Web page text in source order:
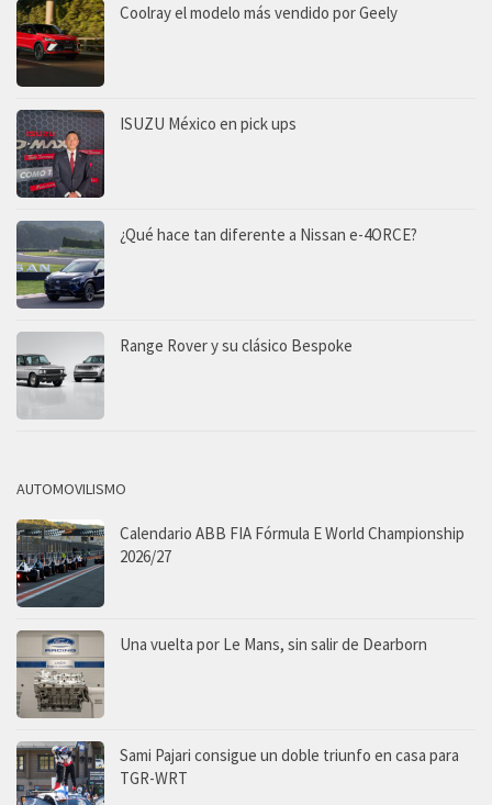
Coolray el modelo más vendido por Geely
ISUZU México en pick ups
¿Qué hace tan diferente a Nissan e-4ORCE?
Range Rover y su clásico Bespoke
AUTOMOVILISMO
Calendario ABB FIA Fórmula E World Championship
2026/27
Una vuelta por Le Mans, sin salir de Dearborn
Sami Pajari consigue un doble triunfo en casa para
TGR-WRT